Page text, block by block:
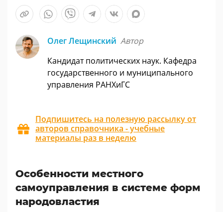
Олег Лещинский Автор
Кандидат политических наук. Кафедра
государственного и муниципального
управления РАНХиГС
Подпишитесь на полезную рассылку от
авторов справочника - учебные
материалы раз в неделю
Особенности местного
самоуправления в системе форм
народовластия